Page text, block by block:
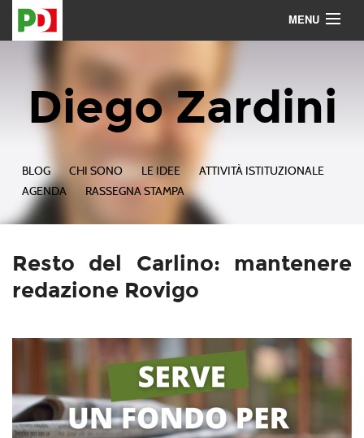
MENU
Diego Zardini
BLOG CHI SONO LE IDEE
ATTIVITÀ ISTITUZIONALE
AGENDA
RASSEGNA STAMPA
Resto del Carlino: mantenere
redazione Rovigo